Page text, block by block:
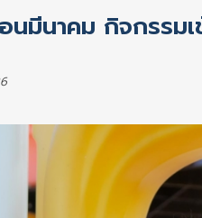
นมีนาคม กิจกรรม